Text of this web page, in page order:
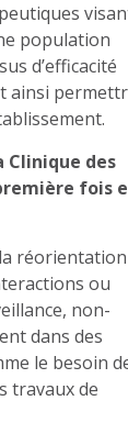
population
d’efficacité
ainsi
des
fois
ou
non-
dans des
le besoin
travaux de